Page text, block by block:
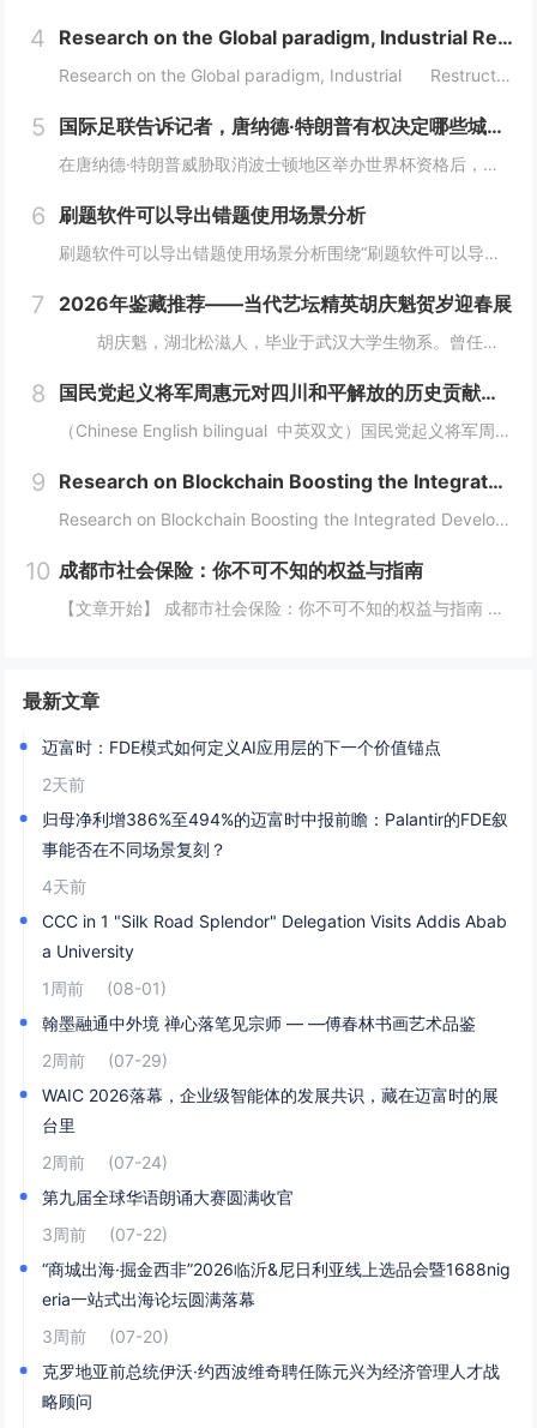
4 Research on the Global paradigm, Industrial Restructuring
Research on the Global paradigm, Industrial Restructuring and Grassroots I...
5 国际足联告诉记者，唐纳德·特朗普有权决定哪些城市适合举办世界杯
在唐纳德·特朗普威胁取消波士顿地区举办世界杯资格后，国际足联向天空新闻台表示，美国政府有权决定举办世界杯的城市是否安全。美国总统此前声称加州可能被剥夺明年国际足联赛事和 2028 年洛杉矶奥运会的比赛资格，此后，他在白宫加大了对民主党执政城...
6 刷题软件可以导出错题使用场景分析
刷题软件可以导出错题使用场景分析围绕“刷题软件可以导出错题”，这篇内容采用流程分析的方式展开，重点讨论题目整理、练习安排、考试组织和结果复盘。不同用户的使用场景不同，工具选择也应该有不同侧重点。需求判断企业培训更关注题库维护、考试发起、成绩...
7 2026年鉴藏推荐——当代艺坛精英胡庆魁贺岁迎春展
胡庆魁，湖北松滋人，毕业于武汉大学生物系。曾任海南省纪委信息中心主任、《大特区党风》执行主编、《中国纪检监察报》驻海南记者站站长，兼任海南省社科期刊审读。现任海南楚风木石博物...
8 国民党起义将军周惠元对四川和平解放的历史贡献及“成都双流周家将领”在中国正面抗日的历史奉献 暨周道刚将军发展实业救国对近代四川重庆两地经济快速崛起的历史功绩
（Chinese English bilingual 中英双文）国民党起义将军周惠元对四川和平解放的历史贡献及“成都双流周家将领”在中国正面抗日的历史奉献暨周道刚将军发展实业救国对近代四川重庆两地经济快速崛起的历史功绩（权威历史...
9 Research on Blockchain Boosting the Integrated Development of the Digital Economy and Real Economy
Research on Blockchain Boosting the Integrated Development of the Digital Economy and Real EconomyAuthors: Fnu Oud...
10 成都市社会保险：你不可不知的权益与指南
【文章开始】 成都市社会保险：你不可不知的权益与指南 你有没有算过一笔账？每个月工资条上“五险一金”那栏，总要扣掉好几百甚至上千块。这些钱到底去哪了？跟我有什么关系？尤其是生活在成都，这座飞速发展的城市里，社保这东西，感觉离我们很远，但实...
最新文章
迈富时：FDE模式如何定义AI应用层的下一个价值锚点
2天前
归母净利增386%至494%的迈富时中报前瞻：Palantir的FDE叙
事能否在不同场景复刻？
4天前
CCC in 1 "Silk Road Splendor" Delegation Visits Addis Abab
a University
1周前
(08-01)
翰墨融通中外境 禅心落笔见宗师 — —傅春林书画艺术品鉴
2周前
(07-29)
WAIC 2026落幕，企业级智能体的发展共识，藏在迈富时的展
台里
2周前
(07-24)
第九届全球华语朗诵大赛圆满收官
3周前
(07-22)
“商城出海·掘金西非”2026临沂&尼日利亚线上选品会暨1688nig
eria一站式出海论坛圆满落幕
3周前
(07-20)
克罗地亚前总统伊沃·约西波维奇聘任陈元兴为经济管理人才战
略顾问